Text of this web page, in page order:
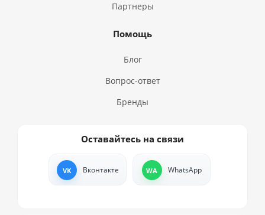
Партнеры
Помощь
Блог
Вопрос-ответ
Бренды
Оставайтесь на связи
Вконтакте WhatsApp